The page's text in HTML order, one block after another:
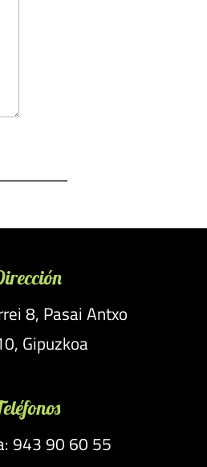
8, Pasai Antxo
Gipuzkoa
943 90 60 55